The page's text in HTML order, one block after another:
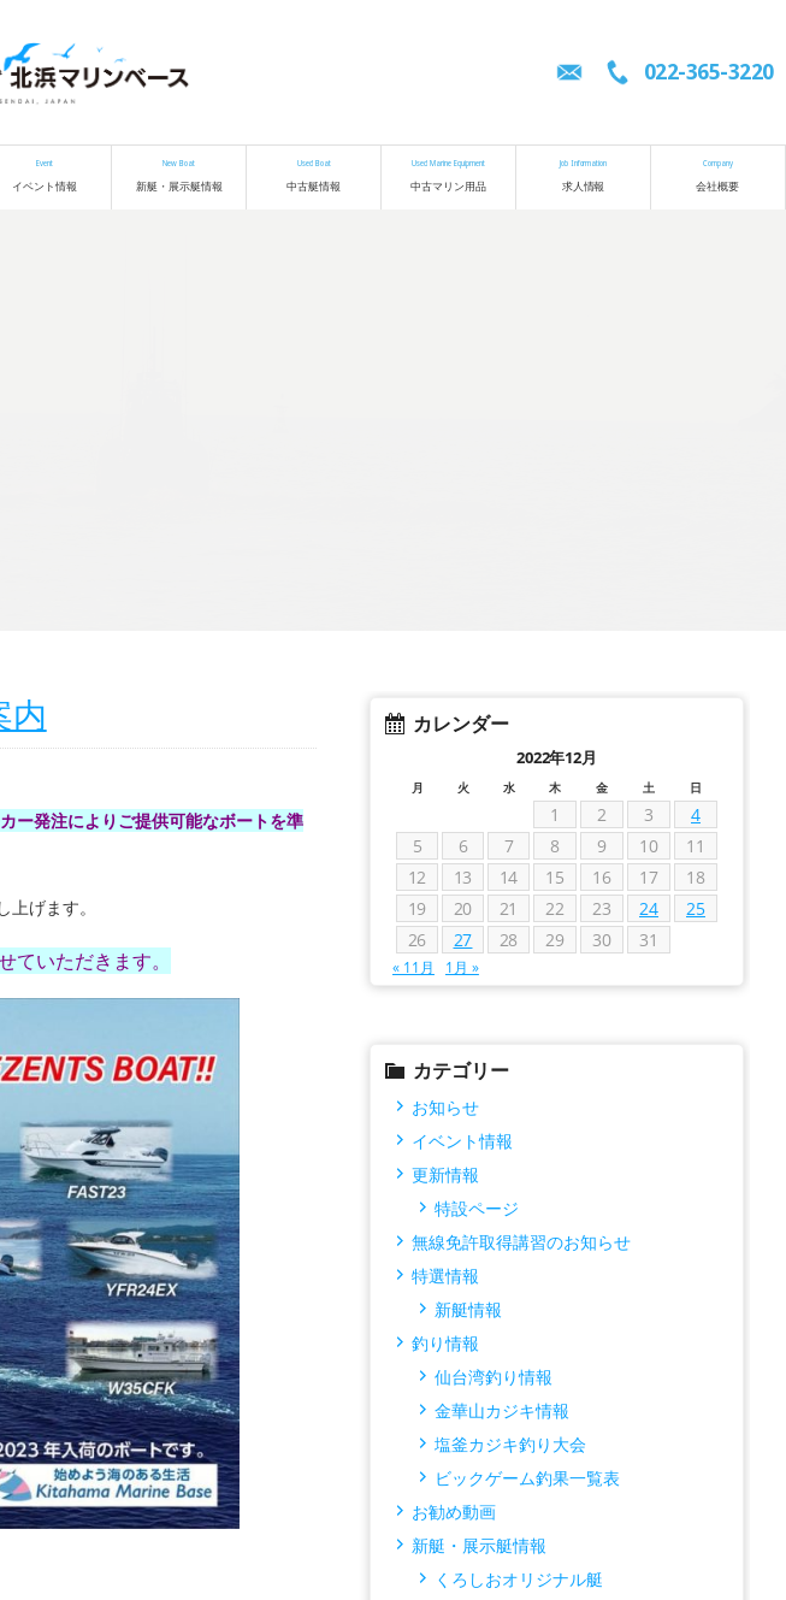
022-365-3220
Event
イベント情報
New Boat
新艇・展示艇情報
Used Boat
中古艇情報
Used Marine Equipment
中古マリン用品
Job Information
求人情報
Company
会社概要
内
ー発注によりご提供可能なボートを準
げます。
いただきます。
カレンダー
2022年12月
月 火 水 木 金 土 日
1 2 3
4
5
6 7 8 9 10
11
12
13 14 15 16 17
18
19
20 21 22 23 24
25
26
27 28 29 30 31
« 11月 1月 »
カテゴリー
お知らせ
イベント情報
更新情報
特設ページ
無線免許取得講習のお知らせ
特選情報
新艇情報
釣り情報
仙台湾釣り情報
金華山カジキ情報
塩釜カジキ釣り大会
ビックゲーム釣果一覧表
お勧め動画
新艇・展示艇情報
くろしおオリジナル艇